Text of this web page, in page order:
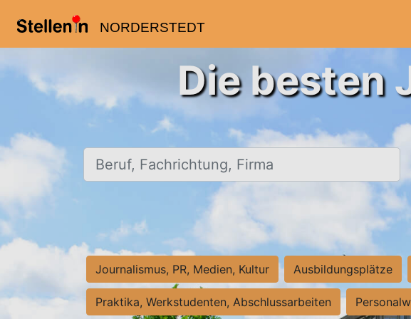
NORDERSTEDT
Die besten
Beruf, Fachrichtung, Firma
Journalismus, PR, Medien, Kultur Ausbildungsplätze
Praktika, Werkstudenten, Abschlussarbeiten